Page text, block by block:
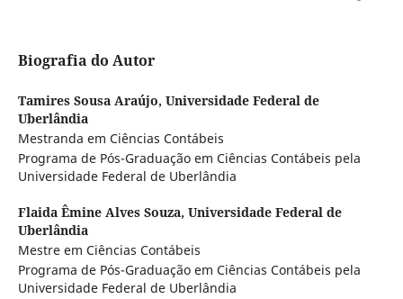
Biografia do Autor
Tamires Sousa Araújo, Universidade Federal de
Uberlândia
Mestranda em Ciências Contábeis
Programa de Pós-Graduação em Ciências Contábeis pela
Universidade Federal de Uberlândia
Flaida Êmine Alves Souza, Universidade Federal de
Uberlândia
Mestre em Ciências Contábeis
Programa de Pós-Graduação em Ciências Contábeis pela
Universidade Federal de Uberlândia